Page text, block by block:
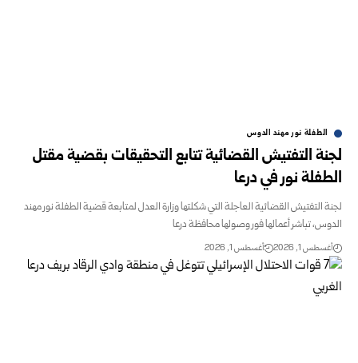
الطفلة نور مهند الدوس
لجنة التفتيش القضائية تتابع التحقيقات بقضية مقتل
الطفلة نور في درعا
لجنة التفتيش القضائية العاجلة التي شكلتها وزارة العدل لمتابعة ‌‏قضية الطفلة نور مهند
الدوس، تباشر أعمالها فور وصولها محافظة درعا
أغسطس 1, 2026 أغسطس 1, 2026